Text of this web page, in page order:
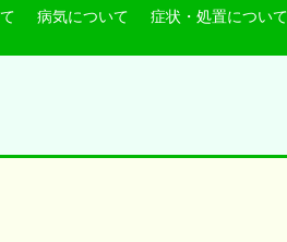
病気について 症状・処置について